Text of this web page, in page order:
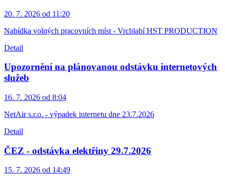
20. 7. 2026 od 11:20
Nabídka volných pracovních míst - Vrchlabí HST PRODUCTION
Detail
Upozornění na plánovanou odstávku internetových
služeb
16. 7. 2026 od 8:04
NetAir s.r.o. - výpadek internetu dne 23.7.2026
Detail
ČEZ - odstávka elektřiny 29.7.2026
15. 7. 2026 od 14:49